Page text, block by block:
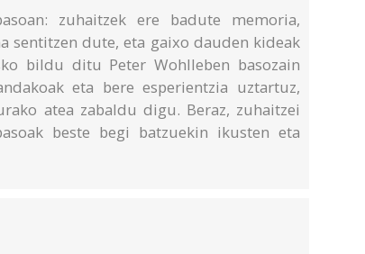
zuhaitzek ere badute memoria,
sentitzen dute, eta gaixo dauden kideak
bildu ditu Peter Wohlleben basozain
eta bere esperientzia uztartuz,
atea zabaldu digu. Beraz, zuhaitzei
beste begi batzuekin ikusten eta